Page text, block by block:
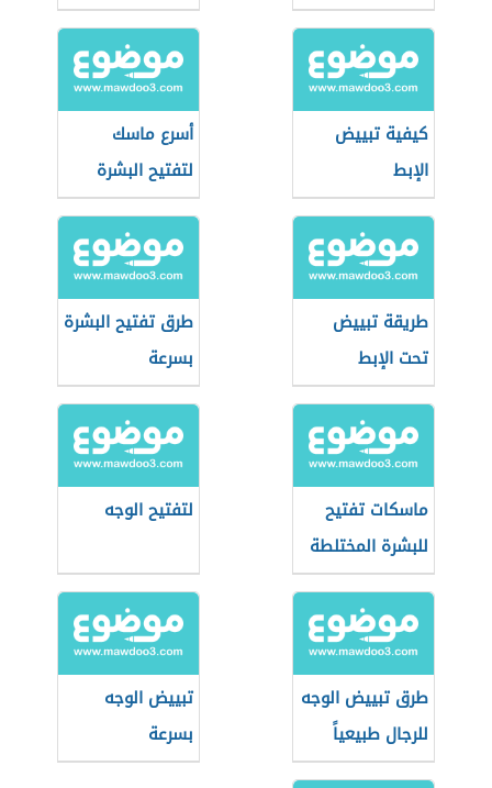
كيفية تبييض
الإبط
أسرع ماسك
لتفتيح البشرة
طريقة تبييض
تحت الإبط
طرق تفتيح البشرة
بسرعة
ماسكات تفتيح
للبشرة المختلطة
لتفتيح الوجه
طرق تبييض الوجه
للرجال طبيعياً
بالمنزل بسرعة
تبييض الوجه
بسرعة